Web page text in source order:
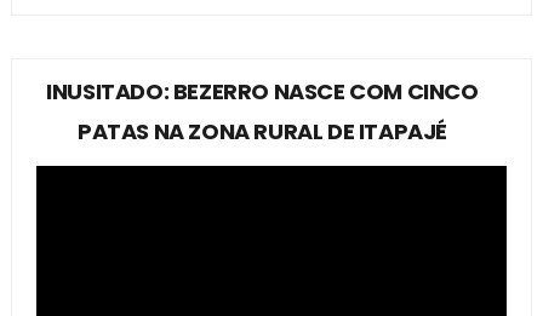
INUSITADO: BEZERRO NASCE COM CINCO
PATAS NA ZONA RURAL DE ITAPAJÉ